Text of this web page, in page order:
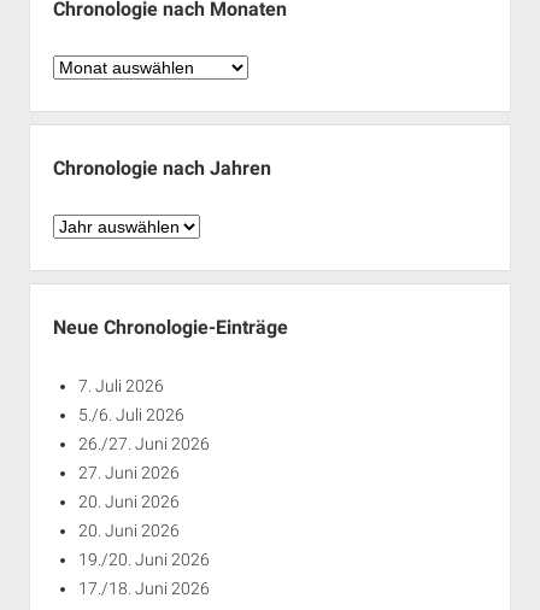
Chronologie nach Monaten
Chronologie
Monaten
Chronologie nach Jahren
Chronologie
Jahren
Neue Chronologie-Einträge
7. Juli 2026
5./6. Juli 2026
26./27. Juni 2026
27. Juni 2026
20. Juni 2026
20. Juni 2026
19./20. Juni 2026
17./18. Juni 2026